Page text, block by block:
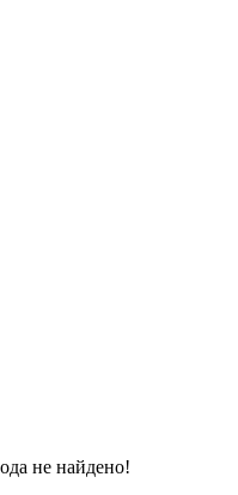
не найдено!